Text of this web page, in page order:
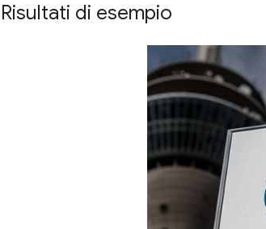
Risultati di esempio